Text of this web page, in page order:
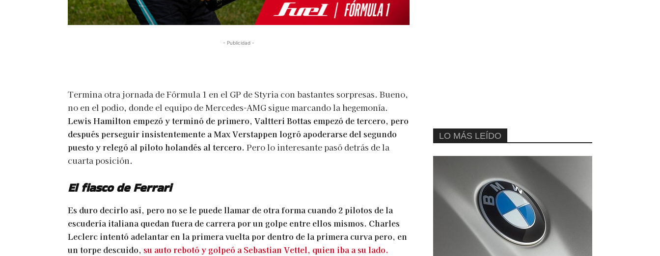
- Publicidad -
Termina otra jornada de Fórmula 1 en el GP de Styria con bastantes sorpresas. Bueno,
no en el podio, donde el equipo de Mercedes-AMG sigue marcando la hegemonía.
Lewis Hamilton empezó y terminó de primero, Valtteri Bottas empezó de tercero, pero
después perseguir insistentemente a Max Verstappen logró apoderarse del segundo
puesto y relegó al piloto holandés al tercero. Pero lo interesante pasó detrás de la
cuarta posición.
El fiasco de Ferrari
Es duro decirlo así, pero no se le puede llamar de otra forma cuando 2 pilotos de la
escudería italiana quedan fuera de carrera por un golpe entre ellos mismos. Charles
Leclerc intentó adelantar en la primera vuelta por dentro de la primera curva pero, en
un torpe descuido, su auto rebotó y golpeó a Sebastian Vettel, quien iba a su lado.
LO MÁS LEÍDO